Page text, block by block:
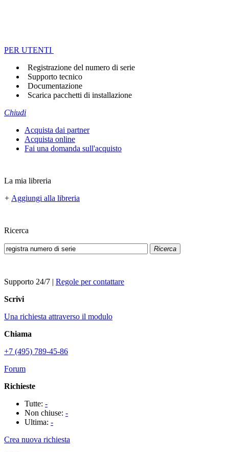
PER UTENTI
Registrazione del numero di serie
Supporto tecnico
Documentazione
Scarica pacchetti di installazione
Chiudi
Acquista dai partner
Acquista online
Fai una domanda sull'acquisto
La mia libreria
+ Aggiungi alla libreria
Ricerca
Ricerca
Supporto 24/7 | Regole per contattare
Scrivi
Una richiesta attraverso il modulo
Chiama
+7 (495) 789-45-86
Forum
Richieste
Tutte: -
Non chiuse: -
Ultima: -
Crea nuova richiesta